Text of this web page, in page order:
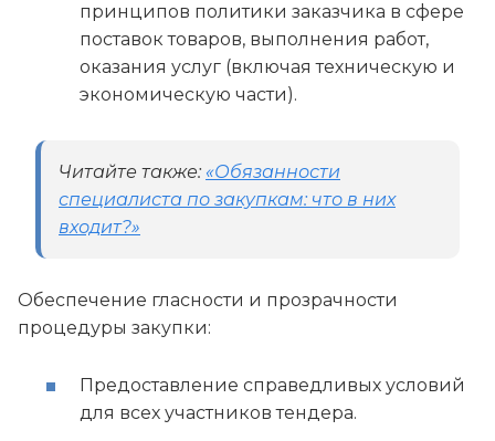
принципов политики заказчика в сфере
поставок товаров, выполнения работ,
оказания услуг (включая техническую и
экономическую части).
Читайте также: «Обязанности
специалиста по закупкам: что в них
входит?»
Обеспечение гласности и прозрачности
процедуры закупки:
Предоставление справедливых условий
для всех участников тендера.